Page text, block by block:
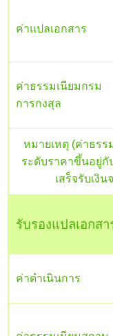
ค่าแปลเอกสาร
ค่าธรรมเนียมกรม
การกงสุล
หมายเหตุ (ค่าธรร
ระดับราคาขึ้นอยู่กั
เสร็จรับเงิ
รับรองแปลเอกส
ค่าดำเนินการ